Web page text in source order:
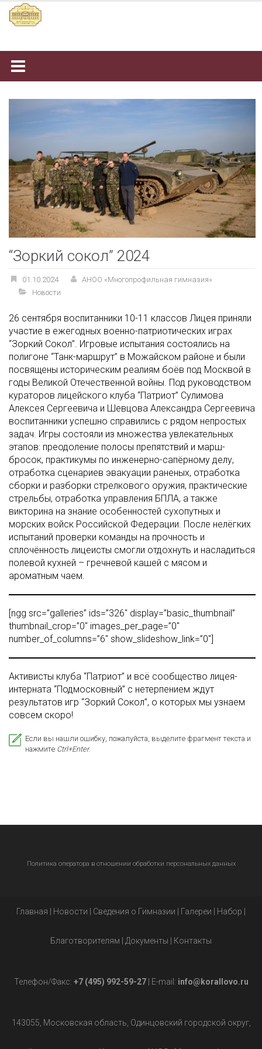
Наверх
“Зоркий сокол” 2024
01.10.2024
АНОО «Многопрофильная гимназия»
Новости
26 сентября воспитанники 10-11 классов Лицея приняли
участие в ежегодных военно-патриотических играх
“Зоркий Сокол”. Игровые испытания состоялись на
полигоне “Танк-маршрут” в Можайском районе и были
посвящены историческим реалиям боёв под Москвой в
годы Великой Отечественной войны. Под руководством
кураторов лицейского клуба “Патриот” Сулимова
Алексея Сергеевича и Шевцова Александра Сергеевича
воспитанники успешно справились с рядом непростых
задач. Игры состояли из множества увлекательных
этапов: преодоление полосы препятствий и марш-
бросок, практикумы по инженерно-сапёрному делу,
отработка сценариев эвакуации раненых, отработка
сборки и разборки стрелкового оружия, практические
стрельбы, отработка управления БПЛА, а также
викторина на знание особенностей сухопутных и
морских войск Российской Федерации. После нелёгких
испытаний проверки команды на прочность и
сплочённость лицеисты смогли отдохнуть и насладиться
полевой кухней – гречневой кашей с мясом и
ароматным чаем.
[ngg src=”galleries” ids=”326″ display=”basic_thumbnail”
thumbnail_crop=”0″ images_per_page=”0″
number_of_columns=”6″ show_slideshow_link=”0″]
Активисты клуба “Патриот” и всё сообщество лицея-
интерната “Подмосковный” с нетерпением ждут
результатов игр “Зоркий Сокол”, о которых мы узнаем
совсем скоро!
Если вы нашли ошибку, пожалуйста, выделите фрагмент текста и
нажмите Ctrl+Enter.
Политика оператора в отношении обработки персональных данных
Главная Новости Сведения о Гимназии Галереи Набор
Благотворителям Документы Контакты
Телефон/Факс: +7 (495) 992-59-27| E-mail: info@korallovo.ru
143055, Московская область, Одинцовский городской округ,